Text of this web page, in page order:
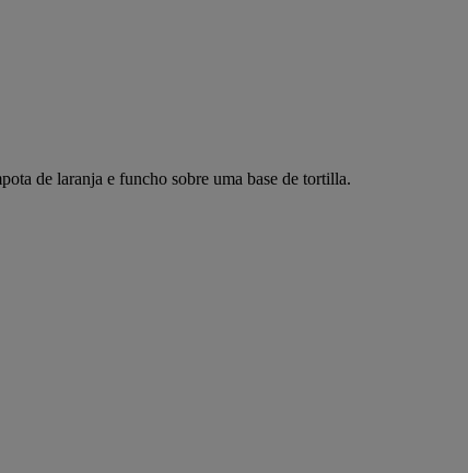
de laranja e funcho sobre uma base de tortilla.